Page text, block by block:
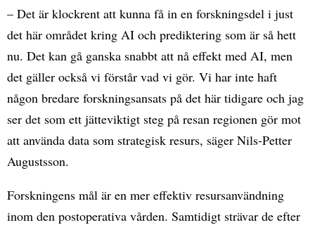
– Det är klockrent att kunna få in en forskningsdel i just
det här området kring AI och prediktering som är så hett
nu. Det kan gå ganska snabbt att nå effekt med AI, men
det gäller också vi förstår vad vi gör. Vi har inte haft
någon bredare forskningsansats på det här tidigare och jag
ser det som ett jätteviktigt steg på resan regionen gör mot
att använda data som strategisk resurs, säger Nils-Petter
Augustsson.
Forskningens mål är en mer effektiv resursanvändning
inom den postoperativa vården. Samtidigt strävar de efter